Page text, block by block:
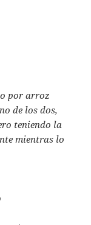
por arroz
de los dos,
teniendo la
mientras lo